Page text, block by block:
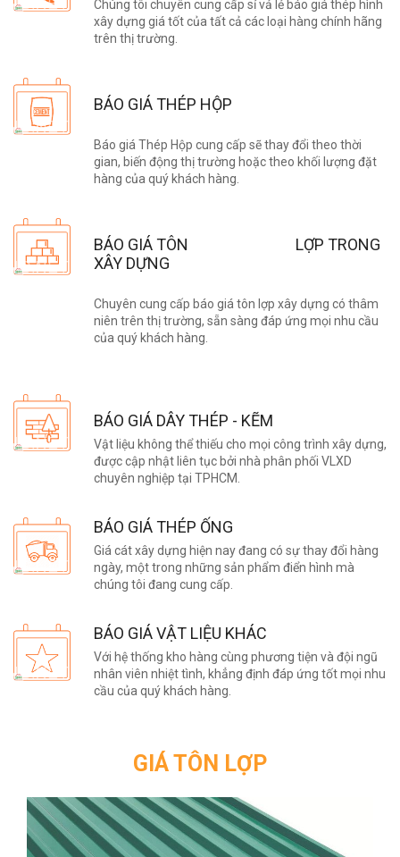
Chúng tôi chuyên cung cấp sỉ vả lẻ báo giá thép hình
xây dựng giá tốt của tất cả các loại hàng chính hãng
trên thị trường.
BÁO GIÁ THÉP HỘP
Báo giá Thép Hộp cung cấp sẽ thay đổi theo thời
gian, biến động thị trường hoặc theo khối lượng đặt
hàng của quý khách hàng.
BÁO GIÁ TÔN LỢP TRONG
XÂY DỰNG
Chuyên cung cấp báo giá tôn lợp xây dựng có thâm
niên trên thị trường, sẵn sàng đáp ứng mọi nhu cầu
của quý khách hàng.
BÁO GIÁ DÂY THÉP - KẼM
Vật liệu không thể thiếu cho mọi công trình xây dựng,
được cập nhật liên tục bởi nhà phân phối VLXD
chuyên nghiệp tại TPHCM.
BÁO GIÁ THÉP ỐNG
Giá cát xây dựng hiện nay đang có sự thay đổi hàng
ngày, một trong những sản phẩm điển hình mà
chúng tôi đang cung cấp.
BÁO GIÁ VẬT LIỆU KHÁC
Với hệ thống kho hàng cùng phương tiện và đội ngũ
nhân viên nhiệt tình, khẳng định đáp ứng tốt mọi nhu
cầu của quý khách hàng.
GIÁ TÔN LỢP